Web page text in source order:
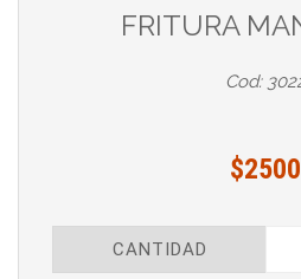
FRITURA
Cod:
$2500
CANTIDAD